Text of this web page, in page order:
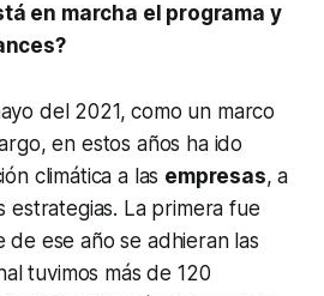
en marcha el programa y
del 2021, como un marco
en estos años ha ido
climática a las empresas, a
estrategias. La primera fue
de ese año se adhieran las
tuvimos más de 120